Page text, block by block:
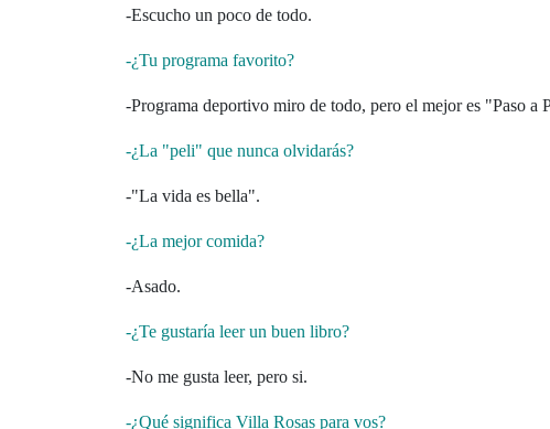
-Escucho un poco de todo.
-¿Tu programa favorito?
-Programa deportivo miro de todo, pero el mejor es "Paso a
-¿La "peli" que nunca olvidarás?
-"La vida es bella".
-¿La mejor comida?
-Asado.
-¿Te gustaría leer un buen libro?
-No me gusta leer, pero si.
-¿Qué significa Villa Rosas para vos?